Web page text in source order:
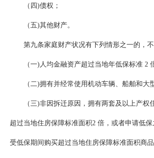
（四)债权；
（五)其他财产。
第九条家庭财产状况有下列情形之一的，
（一)人均金融资产超过当地年低保标准 2
（二)拥有并经常使用机动车辆、船舶和大
（三)非因拆迁原因，拥有两套及以上产权
超过当地住房保障标准面积2 倍，或者申请低
受低保期间购买超过当地住房保障标准面积商